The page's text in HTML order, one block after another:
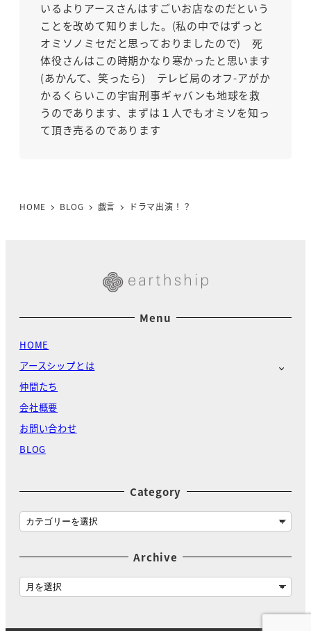
いるよりアースさんはすごいお店なのだという
ことを改めて知りました。(私の中ではずっと
オミソノミセだと思っておりましたので) 死
体役さんはこの時期かなり寒かったと思います
(あかんて、笑ったら) テレビ局のオフ-アがか
かるくらいこの宇宙刑事ギャバンも地球を救
うのであります、まずは１人でもオミソを知っ
て頂き売るのであります
HOME BLOG 戯言 ドラマ出演！？
Menu
HOME
アースシップとは
仲間たち
会社概要
お問い合わせ
BLOG
Category
a
g
o
y
Archive
r